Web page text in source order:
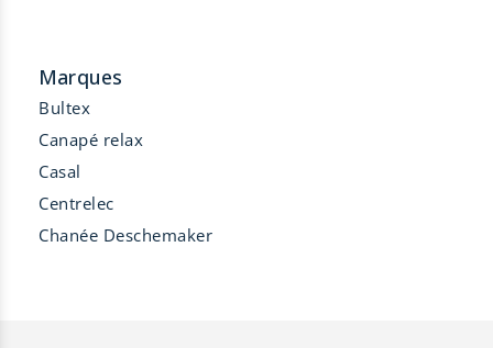
Marques
Bultex
Canapé relax
Casal
Centrelec
Chanée Deschemaker